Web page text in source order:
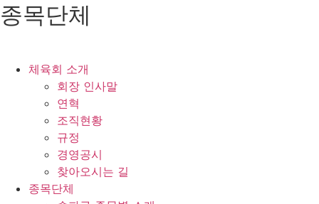
종목단체
체육회 소개
회장 인사말
연혁
조직현황
규정
경영공시
찾아오시는 길
종목단체